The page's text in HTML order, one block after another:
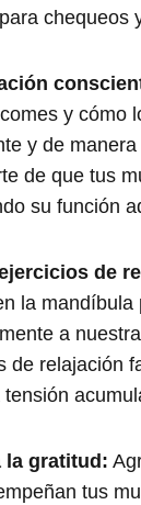
chequeos
y cómo
y de
de que tus
su función
de
la mandíbula
a
de relajación
tensión
la gratitud:
tus